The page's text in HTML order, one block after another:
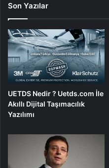
Son Yazılar
UETDS Nedir ? Uetds.com İle
Akıllı Dijital Taşımacılık
Yazılımı